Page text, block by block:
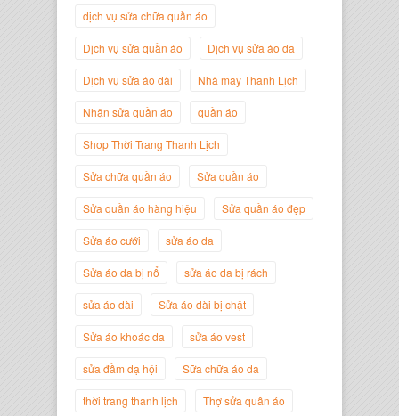
Nguyễn Minh Đức
Nguyễn
dịch vụ sửa chữa quần áo
Dịch vụ sửa quần áo Dịch vụ sửa áo da
Dịch vụ sửa áo dài Nhà may Thanh Lịch
Nhận sửa quần áo quần áo
Shop Thời Trang Thanh Lịch
Sửa chữa quần áo Sửa quần áo
Sửa quần áo hàng hiệu Sửa quần áo đẹp
Sửa áo cưới sửa áo da
Sửa áo da bị nổ sửa áo da bị rách
sửa áo dài Sửa áo dài bị chật
Sửa áo khoác da sửa áo vest
sửa đầm dạ hội Sữa chữa áo da
thời trang thanh lịch Thợ sửa quần áo